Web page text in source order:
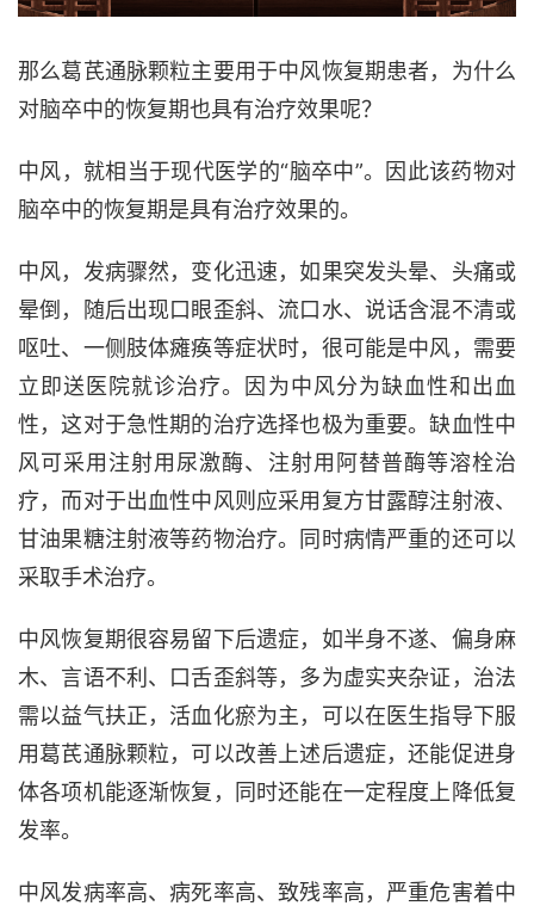
那么葛芪通脉颗粒主要用于中风恢复期患者，为什么
对脑卒中的恢复期也具有治疗效果呢？
中风，就相当于现代医学的“脑卒中”。因此该药物对
脑卒中的恢复期是具有治疗效果的。
中风，发病骤然，变化迅速，如果突发头晕、头痛或
晕倒，随后出现口眼歪斜、流口水、说话含混不清或
呕吐、一侧肢体瘫痪等症状时，很可能是中风，需要
立即送医院就诊治疗。因为中风分为缺血性和出血
性，这对于急性期的治疗选择也极为重要。缺血性中
风可采用注射用尿激酶、注射用阿替普酶等溶栓治
疗，而对于出血性中风则应采用复方甘露醇注射液、
甘油果糖注射液等药物治疗。同时病情严重的还可以
采取手术治疗。
中风恢复期很容易留下后遗症，如半身不遂、偏身麻
木、言语不利、口舌歪斜等，多为虚实夹杂证，治法
需以益气扶正，活血化瘀为主，可以在医生指导下服
用葛芪通脉颗粒， 可以改善上述后遗症，还能促进身
体各项机能逐渐恢复，同时还能在一定程度上降低复
发率。
中风发病率高、病死率高、致残率高，严重危害着中